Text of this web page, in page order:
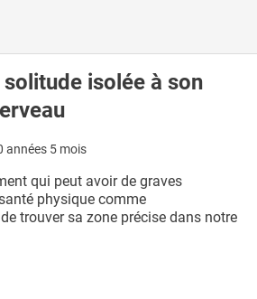
solitude isolée à son
années 5 mois
qui peut avoir de graves
physique comme
trouver sa zone précise dans notre